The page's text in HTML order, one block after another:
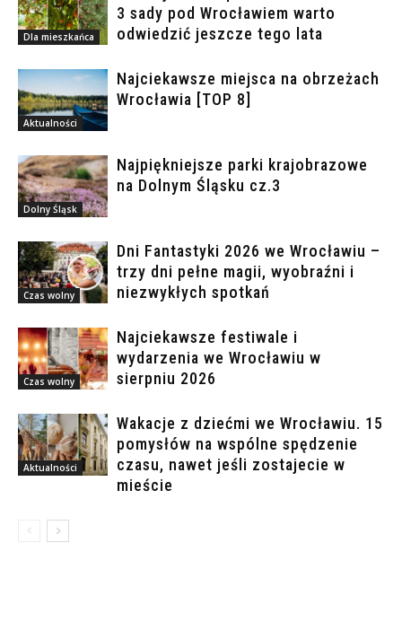
Dla mieszkańca
3 sady pod Wrocławiem warto
odwiedzić jeszcze tego lata
Aktualności
Najciekawsze miejsca na obrzeżach
Wrocławia [TOP 8]
Dolny Śląsk
Najpiękniejsze parki krajobrazowe
na Dolnym Śląsku cz.3
Czas wolny
Dni Fantastyki 2026 we Wrocławiu –
trzy dni pełne magii, wyobraźni i
niezwykłych spotkań
Czas wolny
Najciekawsze festiwale i
wydarzenia we Wrocławiu w
sierpniu 2026
Aktualności
Wakacje z dziećmi we Wrocławiu. 15
pomysłów na wspólne spędzenie
czasu, nawet jeśli zostajecie w
mieście